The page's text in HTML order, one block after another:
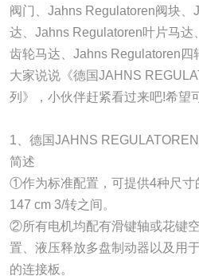
阀门、Jahns Regulatoren阀块、
达、Jahns Regulatoren叶片马达
齿轮马达、Jahns Regulatoren四
大家说说《德国JAHNS
列》，小伙伴赶紧看过来吧!希望
1、德国JAHNS
简述
①作为标准配置，可提供4种尺寸
147 cm 3/转之间。
②所有电机均配有滑键轴或花键
置、液压释放多盘制动器以及用
的连接板。